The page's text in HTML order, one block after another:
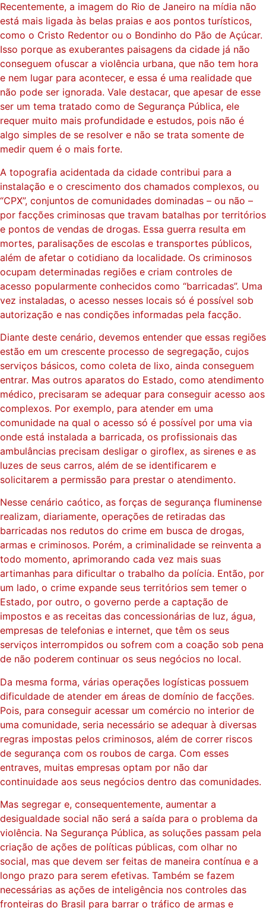
Recentemente, a imagem do Rio de Janeiro na mídia não
está mais ligada às belas praias e aos pontos turísticos,
como o Cristo Redentor ou o Bondinho do Pão de Açúcar.
Isso porque as exuberantes paisagens da cidade já não
conseguem ofuscar a violência urbana, que não tem hora
e nem lugar para acontecer, e essa é uma realidade que
não pode ser ignorada. Vale destacar, que apesar de esse
ser um tema tratado como de Segurança Pública, ele
requer muito mais profundidade e estudos, pois não é
algo simples de se resolver e não se trata somente de
medir quem é o mais forte.
A topografia acidentada da cidade contribui para a
instalação e o crescimento dos chamados complexos, ou
“CPX”, conjuntos de comunidades dominadas – ou não –
por facções criminosas que travam batalhas por territórios
e pontos de vendas de drogas. Essa guerra resulta em
mortes, paralisações de escolas e transportes públicos,
além de afetar o cotidiano da localidade. Os criminosos
ocupam determinadas regiões e criam controles de
acesso popularmente conhecidos como “barricadas”. Uma
vez instaladas, o acesso nesses locais só é possível sob
autorização e nas condições informadas pela facção.
Diante deste cenário, devemos entender que essas regiões
estão em um crescente processo de segregação, cujos
serviços básicos, como coleta de lixo, ainda conseguem
entrar. Mas outros aparatos do Estado, como atendimento
médico, precisaram se adequar para conseguir acesso aos
complexos. Por exemplo, para atender em uma
comunidade na qual o acesso só é possível por uma via
onde está instalada a barricada, os profissionais das
ambulâncias precisam desligar o giroflex, as sirenes e as
luzes de seus carros, além de se identificarem e
solicitarem a permissão para prestar o atendimento.
Nesse cenário caótico, as forças de segurança fluminense
realizam, diariamente, operações de retiradas das
barricadas nos redutos do crime em busca de drogas,
armas e criminosos. Porém, a criminalidade se reinventa a
todo momento, aprimorando cada vez mais suas
artimanhas para dificultar o trabalho da polícia. Então, por
um lado, o crime expande seus territórios sem temer o
Estado, por outro, o governo perde a captação de
impostos e as receitas das concessionárias de luz, água,
empresas de telefonias e internet, que têm os seus
serviços interrompidos ou sofrem com a coação sob pena
de não poderem continuar os seus negócios no local.
Da mesma forma, várias operações logísticas possuem
dificuldade de atender em áreas de domínio de facções.
Pois, para conseguir acessar um comércio no interior de
uma comunidade, seria necessário se adequar à diversas
regras impostas pelos criminosos, além de correr riscos
de segurança com os roubos de carga. Com esses
entraves, muitas empresas optam por não dar
continuidade aos seus negócios dentro das comunidades.
Mas segregar e, consequentemente, aumentar a
desigualdade social não será a saída para o problema da
violência. Na Segurança Pública, as soluções passam pela
criação de ações de políticas públicas, com olhar no
social, mas que devem ser feitas de maneira contínua e a
longo prazo para serem efetivas. Também se fazem
necessárias as ações de inteligência nos controles das
fronteiras do Brasil para barrar o tráfico de armas e